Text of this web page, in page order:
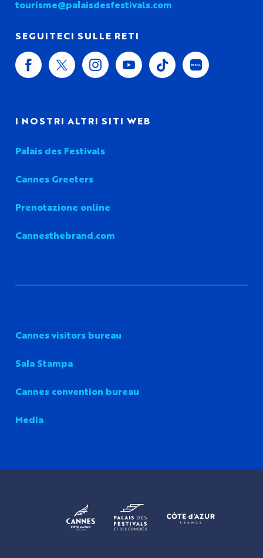
tourisme@palaisdesfestivals.com
SEGUITECI SULLE RETI
I NOSTRI ALTRI SITI WEB
Palais des Festivals
Cannes Greeters
Prenotazione online
Cannesthebrand.com
Cannes visitors bureau
Sala Stampa
Cannes convention bureau
Media